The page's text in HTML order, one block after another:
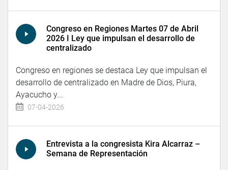
Congreso en Regiones Martes 07 de Abril
2026 I Ley que impulsan el desarrollo de
centralizado
Congreso en regiones se destaca Ley que impulsan el
desarrollo de centralizado en Madre de Dios, Piura,
Ayacucho y...
07-04-2026
Entrevista a la congresista Kira Alcarraz –
Semana de Representación